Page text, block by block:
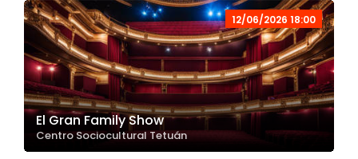
12/06/2026 18:00
El Gran Family Show
Centro Sociocultural Tetuán